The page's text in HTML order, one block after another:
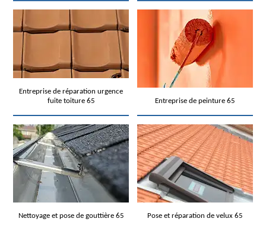
Entreprise de réparation urgence
fuite toiture 65
Entreprise de peinture 65
Nettoyage et pose de gouttière 65 Pose et réparation de velux 65